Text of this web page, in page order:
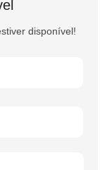
disponível!